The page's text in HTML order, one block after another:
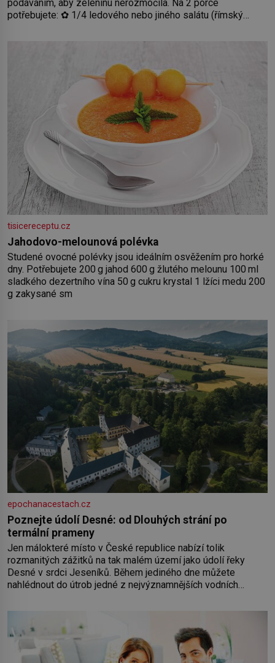
podáváním, aby zeleninu nerozmočila. Na 2 porce
potřebujete: ✿ 1/4 ledového nebo jiného salátu (římský
2 rajčata Zálivka: ✿ 4 lžíce olivového oleje ✿ 1 lžíci citronové
tisicereceptu.cz
Jahodovo-melounová polévka
Studené ovocné polévky jsou ideálním osvěžením pro horké
dny. Potřebujete 200 g jahod 600 g žlutého melounu 100 ml
sladkého dezertního vína 50 g cukru krystal 1 lžíci medu 200
g zakysané sm
epochanacestach.cz
Poznejte údolí Desné: od Dlouhých strání po
termální prameny
Jen málokteré místo v České republice nabízí tolik
rozmanitých zážitků na tak malém území jako údolí řeky
Desné v srdci Jeseníků. Během jediného dne můžete
nahlédnout do útrob jedné z nejvýznamnějších vodních
koloběžce a den zakončit poznáváním památek ve Velkých